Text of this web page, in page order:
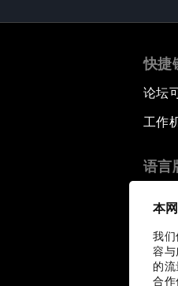
本
我
容与
的
合作
快捷
论坛
工作
语言